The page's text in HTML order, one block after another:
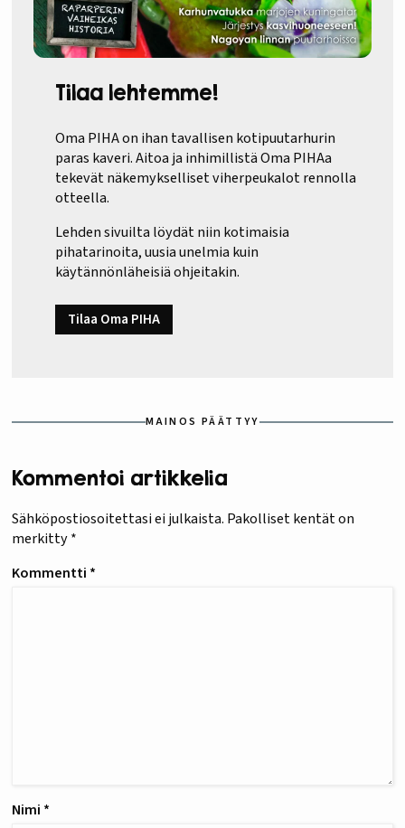
Tilaa lehtemme!
Oma PIHA on ihan tavallisen kotipuutarhurin
paras kaveri. Aitoa ja inhimillistä Oma PIHAa
tekevät näkemykselliset viherpeukalot rennolla
otteella.
Lehden sivuilta löydät niin kotimaisia
pihatarinoita, uusia unelmia kuin
käytännönläheisiä ohjeitakin.
Tilaa Oma PIHA
MAINOS PÄÄTTYY
Kommentoi artikkelia
Sähköpostiosoitettasi ei julkaista. Pakolliset kentät on
merkitty*
Kommentti *
Nimi *